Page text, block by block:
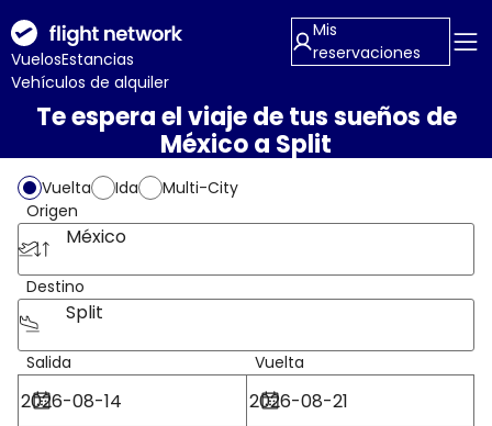
VuelosEstancias
Vehículos de alquiler
Mis
reservaciones
Te espera el viaje de tus sueños de
México a Split
Vuelta Ida
Multi-City
Origen
México
Destino
Split
Salida Vuelta